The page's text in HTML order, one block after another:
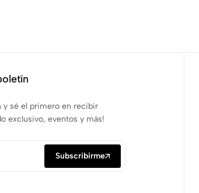
y sé el primero en recibir
exclusivo, eventos y más!
Subscribirme